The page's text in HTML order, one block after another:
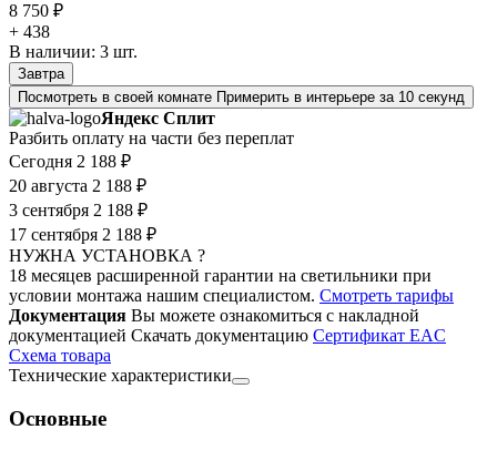
8 750 ₽
+ 438
В наличии: 3 шт.
Завтра
Посмотреть в своей комнате Примерить в интерьере за 10 секунд
Яндекс Сплит
Разбить оплату на части без переплат
Сегодня 2 188 ₽
20 августа 2 188 ₽
3 сентября 2 188 ₽
17 сентября 2 188 ₽
НУЖНА УСТАНОВКА ?
18 месяцев расширенной гарантии на светильники при
условии монтажа нашим специалистом. Смотреть тарифы
Документация Вы можете ознакомиться с накладной
документацией Скачать документацию Cертификат EAC
Cхема товара
Технические характеристики
Основные